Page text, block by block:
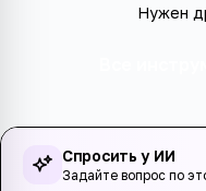
Нужен
Спросить у ИИ
Задайте вопрос по